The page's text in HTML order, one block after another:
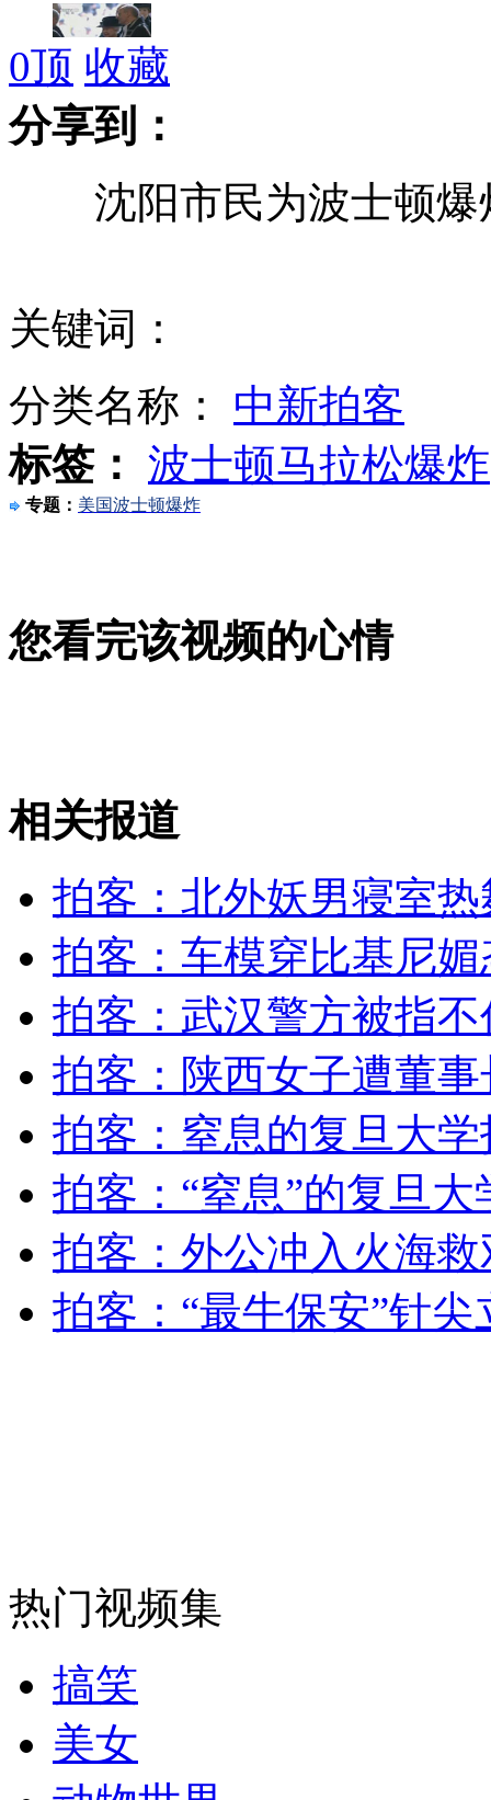
撒切尔夫人葬礼在伦敦举行
广州“公车私用”每月定期公布
朝鲜就朝美对话提出三项条件
美疯狂男护士用过量药物杀百人 同事勇敢揭发
南京大学旗袍女神走红 复古范“很穿越”
女孩北京地铁殴打老人 痛下狠手拳打脚踢
无痛分娩是否安全 医生回应
外交部：反对强权政治霸凌主义
外交部：有关国家言论片面不公正
安徽一实载49人客车翻车
走！跟着总书记去植树
0顶 收藏
分享到：
沈阳市民为波士顿爆
关键词：
分类名称： 中新拍客
标签： 波士顿马拉松爆炸
专题： 美国波士顿爆炸
您看完该视频的心情
相关报道
拍客：北外妖男寝室热
拍客：车模穿比基尼
拍客：武汉警方被指
拍客：陕西女子遭董
拍客：窒息的复旦大
拍客：“窒息”的复旦
拍客：外公冲入火海
拍客：“最牛保安”针
热门视频集
搞笑
美女